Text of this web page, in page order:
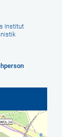
Institut